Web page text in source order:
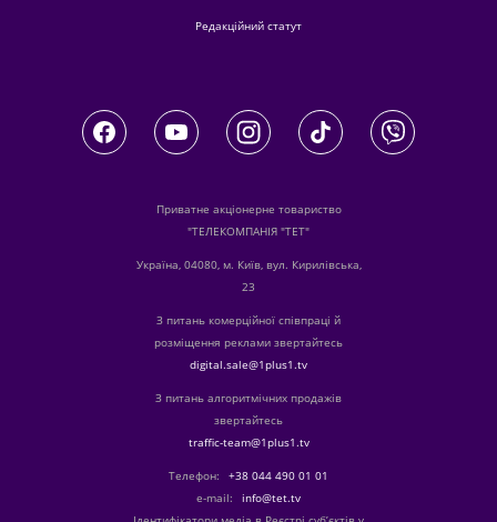
Редакційний статут
Приватне акціонерне товариство
"ТЕЛЕКОМПАНІЯ "ТЕТ"
Україна, 04080, м. Київ, вул. Кирилівська,
23
З питань комерційної співпраці й
розміщення реклами звертайтесь
digital.sale@1plus1.tv
З питань алгоритмічних продажів
звертайтесь
traffic-team@1plus1.tv
Телефон:
+38 044 490 01 01
е-mail:
info@tet.tv